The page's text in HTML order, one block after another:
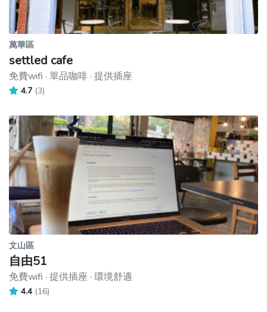
萬華區
settled cafe
免費wifi · 單品咖啡 · 提供插座
4.7 (3)
文山區
自由51
免費wifi · 提供插座 · 環境舒適
4.4 (16)